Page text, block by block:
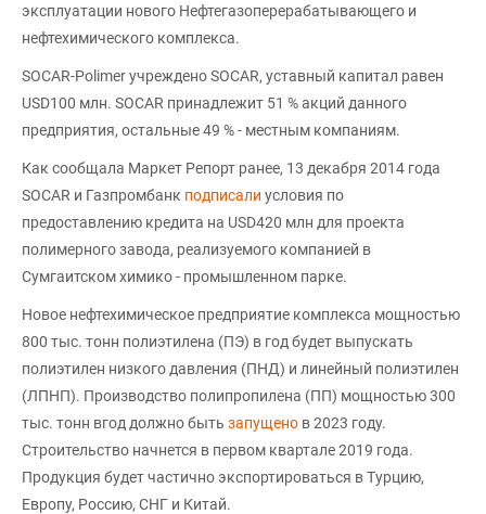
эксплуатации нового Нефтегазоперерабатывающего и
нефтехимического комплекса.
SOCAR-Polimer учреждено SOCAR, уставный капитал равен
USD100 млн. SOCAR принадлежит 51 % акций данного
предприятия, остальные 49 % - местным компаниям.
Как сообщала Маркет Репорт ранее, 13 декабря 2014 года
SOCAR и Газпромбанк подписали условия по
предоставлению кредита на USD420 млн для проекта
полимерного завода, реализуемого компанией в
Сумгаитском химико - промышленном парке.
Новое нефтехимическое предприятие комплекса мощностью
800 тыс. тонн полиэтилена (ПЭ) в год будет выпускать
полиэтилен низкого давления (ПНД) и линейный полиэтилен
(ЛПНП). Производство полипропилена (ПП) мощностью 300
тыс. тонн вгод должно быть запущено в 2023 году.
Строительство начнется в первом квартале 2019 года.
Продукция будет частично экспортироваться в Турцию,
Европу, Россию, СНГ и Китай.